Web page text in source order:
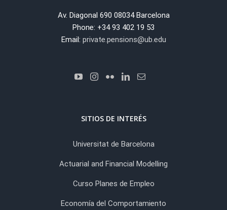
Av. Diagonal 690 08034 Barcelona
Phone: +34 93 402 19 53
Email: private.pensions@ub.edu
SITIOS DE INTERÉS
Universitat de Barcelona
Actuarial and Financial Modelling
Curso Planes de Empleo
Economía del Comportamiento